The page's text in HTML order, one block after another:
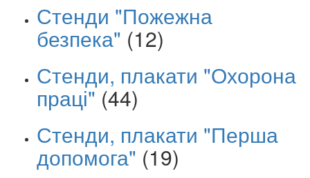
Стенди "Пожежна
безпека" (12)
Стенди, плакати "Охорона
праці" (44)
Стенди, плакати "Перша
допомога" (19)